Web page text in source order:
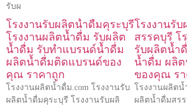
รับผ
โรงงานรับผลิตน้ำดื่มคุระบุรี
โรงงานผลิตน้ำดื่ม รับผลิต
น้ำดื่ม รับทำแบรนด์น้ำดื่ม
ผลิตน้ำดื่มติดแบรนด์ของ
คุณ ราคาถูก
โรงงานผลิตน้ำดื่ม.com โรงงานรับ
ผลิตน้ำดื่มคุระบุรี โรงงานรับผลิ
โรงงานรั
สรรคบุรี โ
รับผลิตน้ำ
น้ำดื่ม ผลิ
ของคุณ ร
โรงงานผลิตน้
ผลิตน้ำดื่มสร